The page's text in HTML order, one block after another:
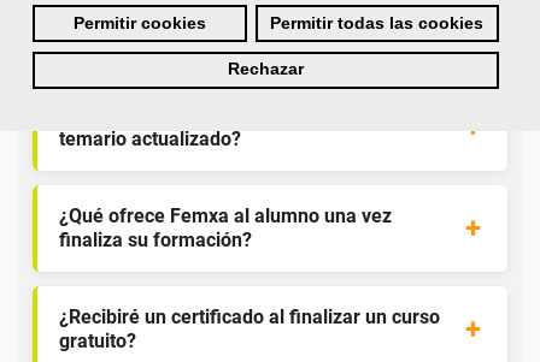
Permitir cookies Permitir todas las cookies
Rechazar
¿Son los docentes un aspecto diferencial de
los cursos de Femxa?
temario actualizado?
¿Qué ofrece Femxa al alumno una vez
finaliza su formación?
¿Recibiré un certificado al finalizar un curso
gratuito?